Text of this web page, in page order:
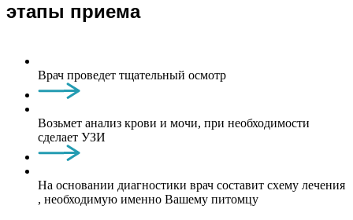
этапы приема
Врач проведет тщательный осмотр
Возьмет анализ крови и мочи, при необходимости
сделает УЗИ
На основании диагностики врач составит схему лечения
, необходимую именно Вашему питомцу